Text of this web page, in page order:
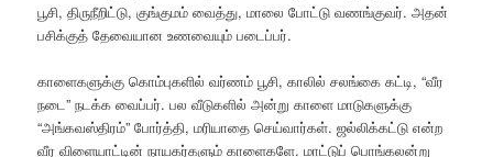
பூசி, திருநீறிட்டு, குங்குமம் வைத்து, மாலை போட்டு வணங்குவர். அதன்
பசிக்குத் தேவையான உணவையும் படைப்பர்.
காளைகளுக்கு கொம்புகளில் வர்ணம் பூசி, காலில் சலங்கை கட்டி, “வீர
நடை” நடக்க வைப்பர். பல வீடுகளில் அன்று காளை மாடுகளுக்கு
“அங்கவஸ்திரம்” போர்த்தி, மரியாதை செய்வார்கள். ஜல்லிக்கட்டு என்ற
வீர விளையாட்டின் நாயகர்களும் காளைகளே. மாட்டுப் பொங்கலன்று